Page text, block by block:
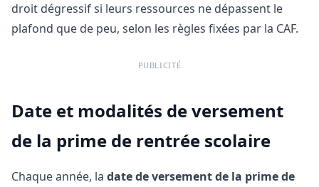
droit dégressif si leurs ressources ne dépassent le
plafond que de peu, selon les règles fixées par la CAF.
PUBLICITÉ
Date et modalités de versement
de la prime de rentrée scolaire
Chaque année, la date de versement de la prime de